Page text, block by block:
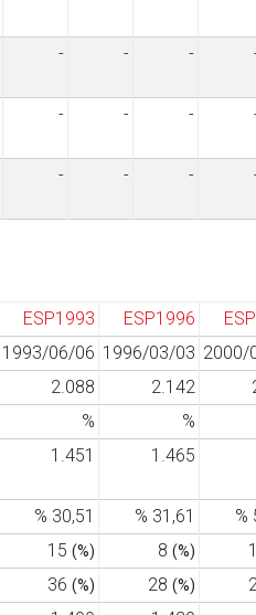
- - -
- - -
- - -
ESP1993 ESP1996
1993/06/06 1996/03/03 2000/
2.088 2.142
% %
1.451 1.465
% 30,51 % 31,61 %
15 (%) 8 (%)
36 (%) 28 (%)